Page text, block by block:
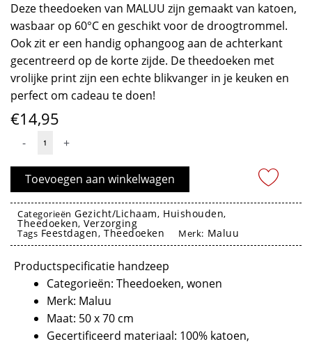
Deze theedoeken van MALUU zijn gemaakt van katoen,
wasbaar op 60°C en geschikt voor de droogtrommel.
Ook zit er een handig ophangoog aan de achterkant
gecentreerd op de korte zijde. De theedoeken met
vrolijke print zijn een echte blikvanger in je keuken en
perfect om cadeau te doen!
€14,95
-
Theedoek
Kitty
-
MALUU
aantal
+
Toevoegen aan winkelwagen
Categorieën Gezicht/Lichaam, Huishouden,
Theedoeken,Verzorging
Tags Feestdagen,Theedoeken Merk: Maluu
Productspecificatie handzeep
Categorieën: Theedoeken, wonen
Merk: Maluu
Maat: 50 x 70 cm
Gecertificeerd materiaal: 100% katoen,